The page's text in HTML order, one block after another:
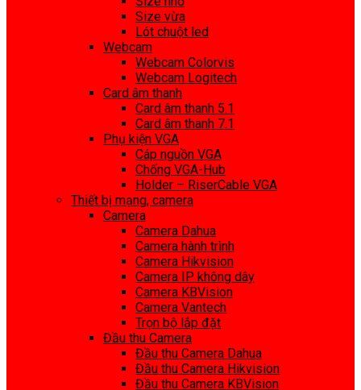
Size vừa
Lót chuột led
Webcam
Webcam Colorvis
Webcam Logitech
Card âm thanh
Card âm thanh 5.1
Card âm thanh 7.1
Phụ kiện VGA
Cáp nguồn VGA
Chống VGA-Hub
Holder – RiserCable VGA
Thiết bị mạng, camera
Camera
Camera Dahua
Camera hành trình
Camera Hikvision
Camera IP không dây
Camera KBVision
Camera Vantech
Trọn bộ lắp đặt
Đầu thu Camera
Đầu thu Camera Dahua
Đầu thu Camera Hikvision
Đầu thu Camera KBVision